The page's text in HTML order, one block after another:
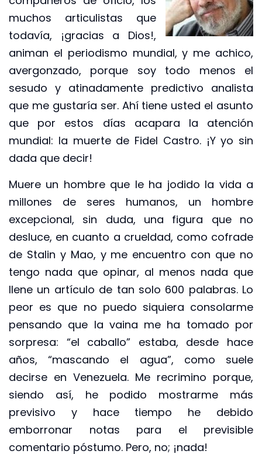
muchos articulistas que
todavía, ¡gracias a Dios!,
animan el periodismo mundial, y me achico,
avergonzado, porque soy todo menos el
sesudo y atinadamente predictivo analista
que me gustaría ser. Ahí tiene usted el asunto
que por estos días acapara la atención
mundial: la muerte de Fidel Castro. ¡Y yo sin
dada que decir!
Muere un hombre que le ha jodido la vida a
millones de seres humanos, un hombre
excepcional, sin duda, una figura que no
desluce, en cuanto a crueldad, como cofrade
de Stalin y Mao, y me encuentro con que no
tengo nada que opinar, al menos nada que
llene un artículo de tan solo 600 palabras. Lo
peor es que no puedo siquiera consolarme
pensando que la vaina me ha tomado por
sorpresa: “el caballo” estaba, desde hace
años, “mascando el agua”, como suele
decirse en Venezuela. Me recrimino porque,
siendo así, he podido mostrarme más
previsivo y hace tiempo he debido
emborronar notas para el previsible
comentario póstumo. Pero, no; ¡nada!